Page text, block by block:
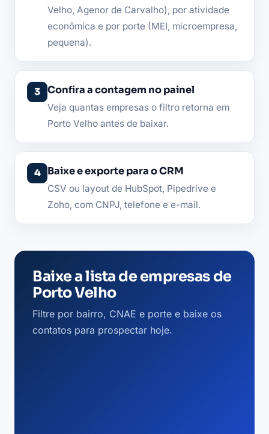
Velho, Agenor de Carvalho), por atividade
econômica e por porte (MEI, microempresa,
pequena).
Confira a contagem no painel
Veja quantas empresas o filtro retorna em
Porto Velho antes de baixar.
Baixe e exporte para o CRM
CSV ou layout de HubSpot, Pipedrive e
Zoho, com CNPJ, telefone e e-mail.
Baixe a lista de empresas de
Porto Velho
Filtre por bairro, CNAE e porte e baixe os
contatos para prospectar hoje.